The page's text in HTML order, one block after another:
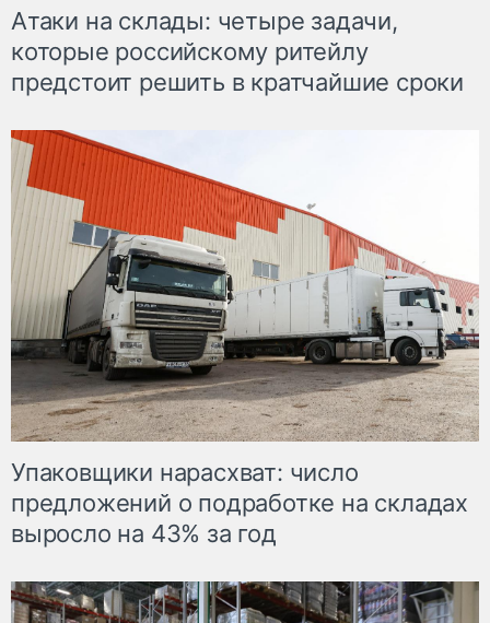
Атаки на склады: четыре задачи,
которые российскому ритейлу
предстоит решить в кратчайшие сроки
Упаковщики нарасхват: число
предложений о подработке на складах
выросло на 43% за год